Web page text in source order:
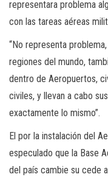
representara problema
con las tareas aéreas
“No representa
regiones del mundo,
dentro de Aeropuertos,
civiles, y llevan a cabo
exactamente lo mismo”.
El por la instalación del
especulado que la Base
del país cambie su cede